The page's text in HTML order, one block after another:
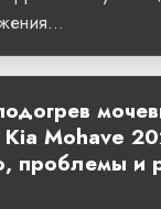
Mohave
проблемы и